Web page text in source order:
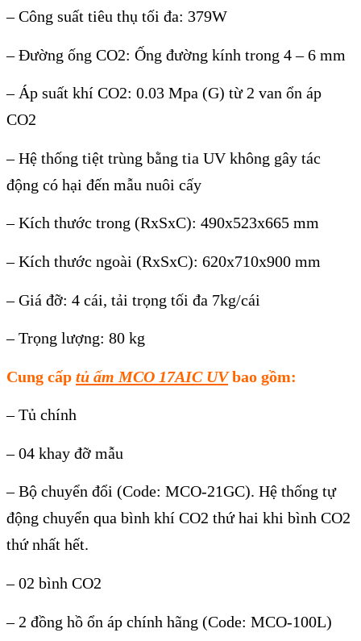
– Công suất tiêu thụ tối đa: 379W
– Đường ống CO2: Ống đường kính trong 4 – 6 mm
– Áp suất khí CO2: 0.03 Mpa (G) từ 2 van ổn áp
CO2
– Hệ thống tiệt trùng bằng tia UV không gây tác
động có hại đến mẫu nuôi cấy
– Kích thước trong (RxSxC): 490x523x665 mm
– Kích thước ngoài (RxSxC): 620x710x900 mm
– Giá đỡ: 4 cái, tải trọng tối đa 7kg/cái
– Trọng lượng: 80 kg
Cung cấp tủ ấm MCO 17AIC UVbao gồm:
– Tủ chính
– 04 khay đỡ mẫu
– Bộ chuyển đổi (Code: MCO-21GC). Hệ thống tự
động chuyển qua bình khí CO2 thứ hai khi bình CO2
thứ nhất hết.
– 02 bình CO2
– 2 đồng hồ ổn áp chính hãng (Code: MCO-100L)